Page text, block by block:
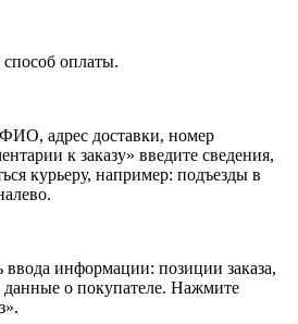
оплаты.
адрес доставки, номер
к заказу» введите сведения,
курьеру, например: подъезды в
ввода информации: позиции заказа,
о покупателе. Нажмите